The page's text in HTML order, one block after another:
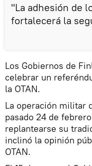
"La adhesión de
fortalecerá la
Los Gobiernos de
celebrar un
la OTAN.
La operación militar
pasado 24 de
replantearse su
inclinó la opinión
OTAN.